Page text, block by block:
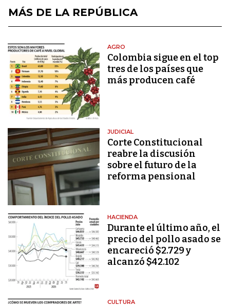
MÁS DE LA REPÚBLICA
AGRO
Colombia sigue en el top
tres de los países que
más producen café
JUDICIAL
Corte Constitucional
reabre la discusión
sobre el futuro de la
reforma pensional
HACIENDA
Durante el último año, el
precio del pollo asado se
encareció $2.729 y
alcanzó $42.102
CULTURA